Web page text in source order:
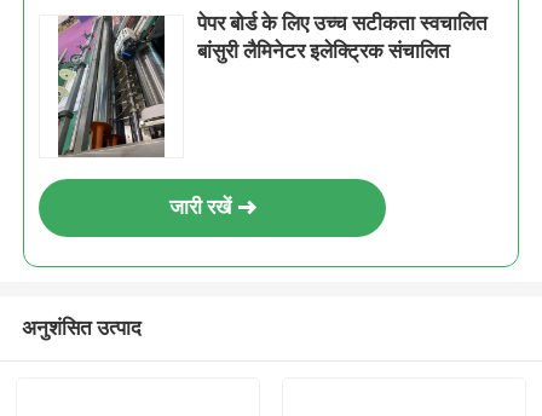
पेपर बोर्ड के लिए उच्च सटीकता स्वचालित
बांसुरी लैमिनेटर इलेक्ट्रिक संचालित
जारी रखें
अनुशंसित उत्पाद